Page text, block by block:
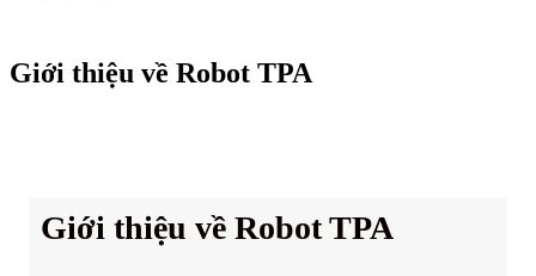
Giới thiệu về Robot TPA
Giới thiệu về Robot TPA